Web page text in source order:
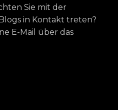
Sie mit der
in Kontakt treten?
E-Mail über das